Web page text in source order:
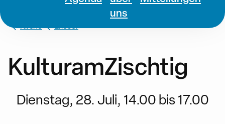
uns
Kirche Erlöser
KulturamZischtig
Dienstag, 28. Juli, 14.00 bis 17.00